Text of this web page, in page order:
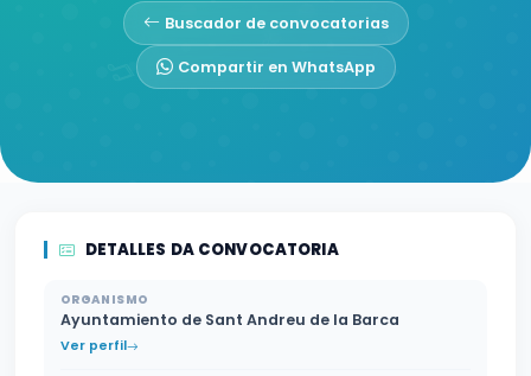
Buscador de convocatorias
Compartir en WhatsApp
DETALLES DA CONVOCATORIA
ORGANISMO
Ayuntamiento de Sant Andreu de la Barca
Ver perfil